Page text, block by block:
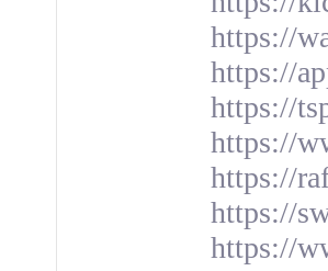
https://
https://
https://
https://
https://
https://
https://